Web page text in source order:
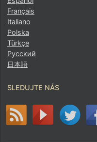
Français
Italiano
Polska
Türkçe
Русский
日本語
SLEDUJTE NÁS